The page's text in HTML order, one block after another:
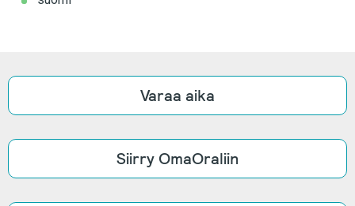
Varaa aika
Siirry OmaOraliin